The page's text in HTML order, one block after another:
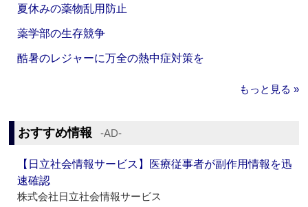
夏休みの薬物乱用防止
薬学部の生存競争
酷暑のレジャーに万全の熱中症対策を
もっと見る »
おすすめ情報 ‐AD‐
【日立社会情報サービス】医療従事者が副作用情報を迅
速確認
株式会社日立社会情報サービス